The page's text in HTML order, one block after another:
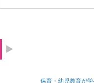
保育・幼児教育が